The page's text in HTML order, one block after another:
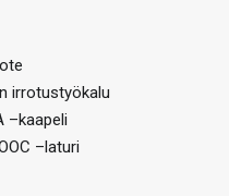
irrotustyökalu
–kaapeli
–laturi